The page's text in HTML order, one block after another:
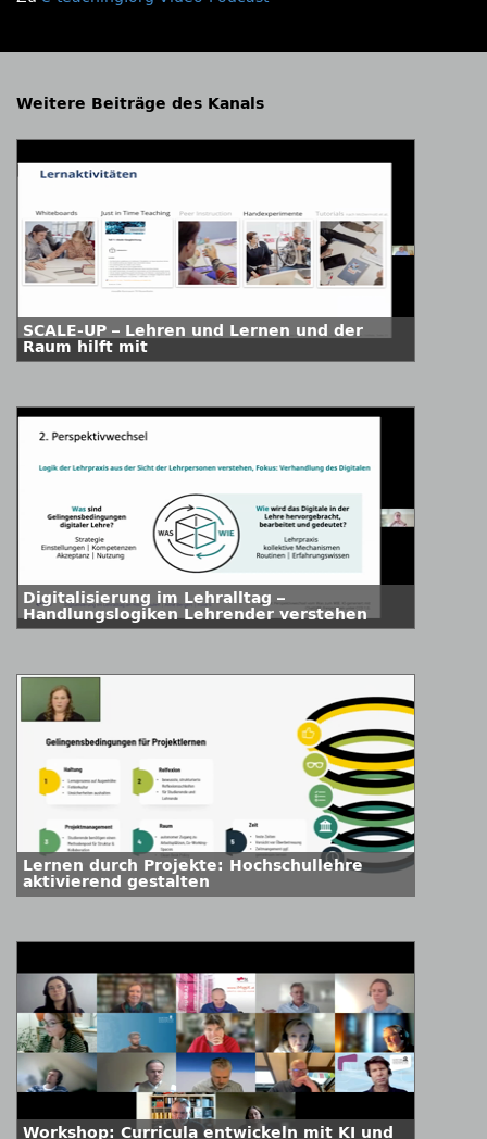
Weitere Beiträge des Kanals
SCALE-UP – Lehren und Lernen und der
Raum hilft mit
Digitalisierung im Lehralltag –
Handlungslogiken Lehrender verstehen
Lernen durch Projekte: Hochschullehre
aktivierend gestalten
Workshop: Curricula entwickeln mit KI und